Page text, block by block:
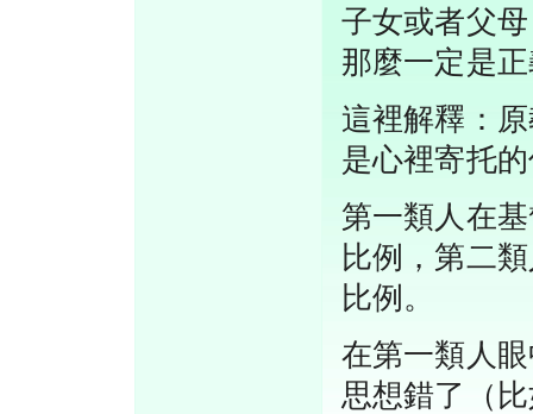
子女或者父
那麼一定是
這裡解釋：
是心裡寄托
第一類人在
比例，第二
比例。
在第一類人
思想錯了（